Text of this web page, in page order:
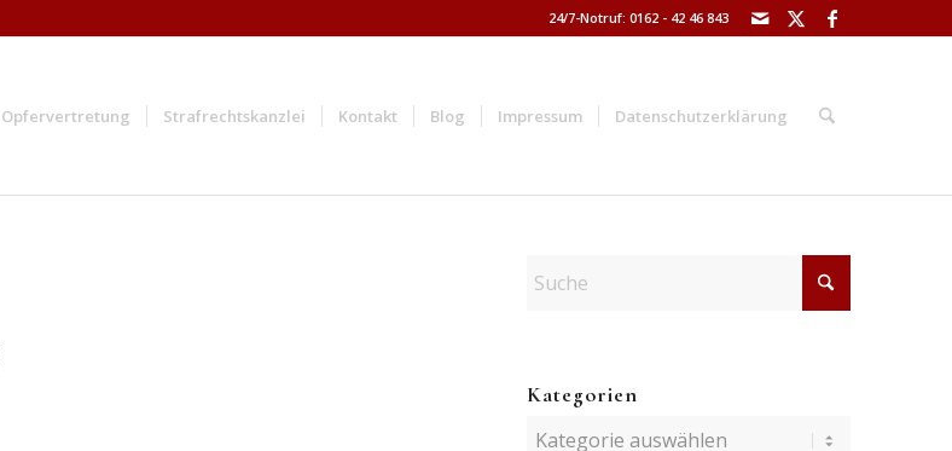
24/7-Notruf: 0162 - 42 46 843
Opfervertretung Strafrechtskanzlei Kontakt Blog Impressum Datenschutzerklärung
Kategorien
Kategorien